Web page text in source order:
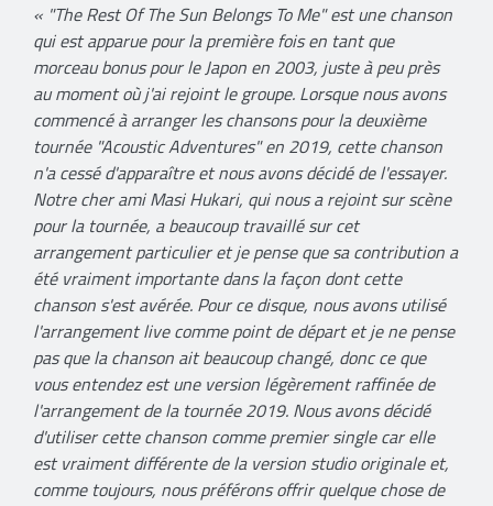
« "The Rest Of The Sun Belongs To Me" est une chanson
qui est apparue pour la première fois en tant que
morceau bonus pour le Japon en 2003, juste à peu près
au moment où j'ai rejoint le groupe. Lorsque nous avons
commencé à arranger les chansons pour la deuxième
tournée "Acoustic Adventures" en 2019, cette chanson
n'a cessé d'apparaître et nous avons décidé de l'essayer.
Notre cher ami Masi Hukari, qui nous a rejoint sur scène
pour la tournée, a beaucoup travaillé sur cet
arrangement particulier et je pense que sa contribution a
été vraiment importante dans la façon dont cette
chanson s'est avérée. Pour ce disque, nous avons utilisé
l'arrangement live comme point de départ et je ne pense
pas que la chanson ait beaucoup changé, donc ce que
vous entendez est une version légèrement raffinée de
l'arrangement de la tournée 2019. Nous avons décidé
d'utiliser cette chanson comme premier single car elle
est vraiment différente de la version studio originale et,
comme toujours, nous préférons offrir quelque chose de